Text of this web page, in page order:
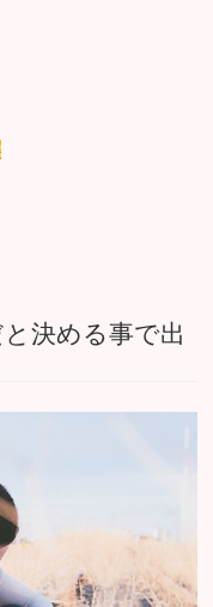
決める事で出